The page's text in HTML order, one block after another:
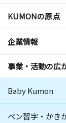
KUMONの原点
企業情報
事業・活動の広
Baby Kumon
ペン習字・かき